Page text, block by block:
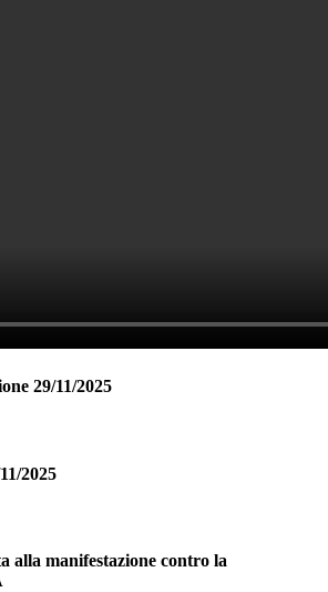
29/11/2025
2025
alla manifestazione contro la